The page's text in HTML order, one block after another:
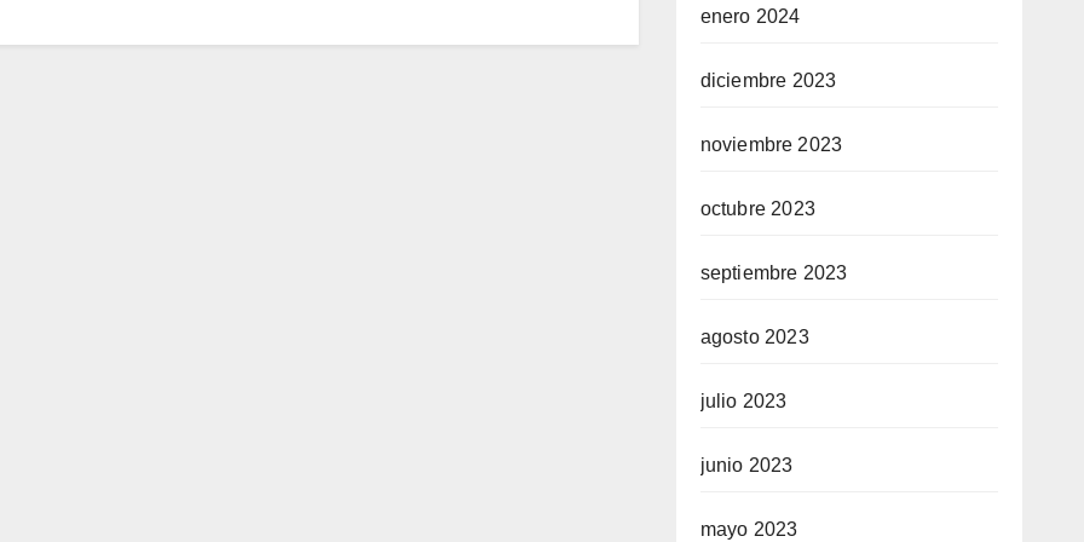
enero 2024
diciembre 2023
noviembre 2023
octubre 2023
septiembre 2023
agosto 2023
julio 2023
junio 2023
mayo 2023